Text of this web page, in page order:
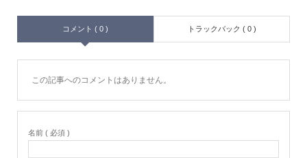
コメント ( 0 ) トラックバック ( 0 )
この記事へのコメントはありません。
名前 ( 必須 )